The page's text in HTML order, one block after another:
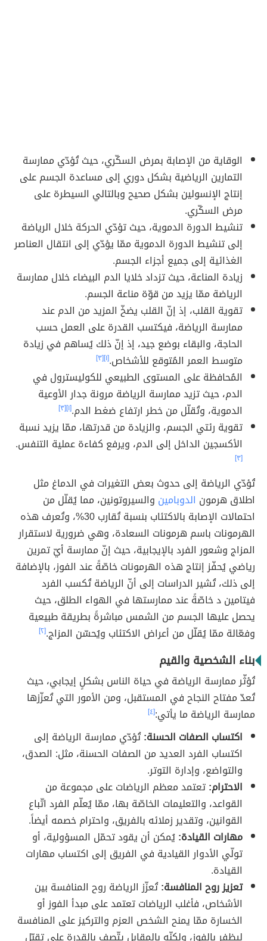
الوقاية من الإصابة بمرض السكّري، حيث تُؤدّي ممارسة
التمارين الرياضية بشكل دوري إلى مساعدة الجسم على
إنتاج الإنسولين بشكل صحيح وبالتالي السيطرة على
مرض السكّري.
تنشيط الدورة الدموية، حيث تؤدّي الحركة خلال الرياضة
إلى تنشيط الدورة الدموية ممّا يؤدّي إلى انتقال العناصر
الغذائية إلى جميع أجزاء الجسم.
زيادة المناعة، حيث تزداد خلايا الدم البيضاء خلال ممارسة
الرياضة ممّا يزيد من قوّة مناعة الجسم.
تقوية القلب، إذ إنّ القلب يضخّ المزيد من الدم عند
ممارسة الرياضة، فيكتسب القدرة على العمل حسب
الحاجة، والبقاء بوضع جيد، إذ إنّ ذلك يُساهم في زيادة
متوسط العمر المُتوقع للأشخاص.[١] [٣]
المُحافظة على المستوى الطبيعي للكوليسترول في
الدم، حيث تزيد ممارسة الرياضة مرونة جدار الأوعية
الدموية، وتُقلّل من خطر ارتفاع ضغط الدم.[١] [٣]
تقوية رئتي الجسم، والزيادة من قدرتها، ممّا يزيد نسبة
الأكسجين الداخل إلى الدم، ويرفع كفاءة عملية التنفس.
[٣]
تُؤدّي الرياضة إلى حدوث بعض التغيرات في الدماغ مثل
اطلاق هرمون الدوبامين والسيروتونين، مما يُقلّل من
احتمالات الإصابة بالاكتئاب بنسبة تُقارب 30%، وتُعرف هذه
الهرمونات باسم هرمونات السعادة، وهي ضرورية لاستقرار
المزاج وشعور الفرد بالإيجابية، حيث إنّ ممارسة أيّ تمرين
رياضي يُحفّز إنتاج هذه الهرمونات خاصّةً عند الفوز، بالإضافة
إلى ذلك، تُشير الدراسات إلى أنّ الرياضة تُكسب الفرد
فيتامين د خاصّةً عند ممارستها في الهواء الطلق، حيث
يحصل عليها الجسم من الشمس مباشرةً بطريقة طبيعية
وفعّالة ممّا يُقلّل من أعراض الاكتئاب ويُحسّن المزاج.[٢]
بناء الشخصية والقيم
تُؤثّر ممارسة الرياضة في حياة الناس بشكلٍ إيجابي، حيث
تُعدّ مفتاح النجاح في المستقبل، ومن الأمور التي تُعزّزها
ممارسة الرياضة ما يأتي:[٤]
اكتساب الصفات الحسنة:تُؤدّي ممارسة الرياضة إلى
اكتساب الفرد العديد من الصفات الحسنة، مثل: الصدق،
والتواضع، وإدارة التوتر.
الاحترام:تعتمد معظم الرياضات على مجموعة من
القواعد، والتعليمات الخاصّة بها، ممّا يُعلّم الفرد اتّباع
القوانين، وتقدير زملائه بالفريق، واحترام خصمه أيضاً.
مهارات القيادة:يُمكن أن يقود تحمّل المسؤولية، أو
تولّي الأدوار القيادية في الفريق إلى اكتساب مهارات
القيادة.
تعزيز روح المنافسة:تُعزّز الرياضة روح المنافسة بين
الأشخاص، فأغلب الرياضات تعتمد على مبدأ الفوز أو
الخسارة ممّا يمنح الشخص العزم والتركيز على المنافسة
ليظفر بالفوز، ولكنّه بالمقابل يتّصف بالقدرة على تقبّل